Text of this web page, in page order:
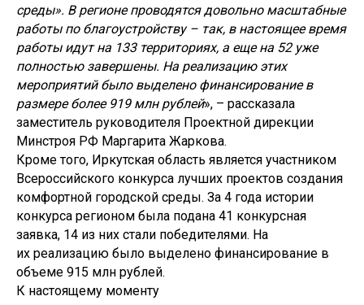
среды». В регионе проводятся довольно масштабные
работы по благоустройству – так, в настоящее время
работы идут на 133 территориях, а еще на 52 уже
полностью завершены. На реализацию этих
мероприятий было выделено финансирование в
размере более 919 млн рублей», – рассказала
заместитель руководителя Проектной дирекции
Минстроя РФ Маргарита Жаркова.
Кроме того, Иркутская область является участником
Всероссийского конкурса лучших проектов создания
комфортной городской среды. За 4 года истории
конкурса регионом была подана 41 конкурсная
заявка, 14 из них стали победителями. На
их реализацию было выделено финансирование в
объеме 915 млн рублей.
К настоящему моменту